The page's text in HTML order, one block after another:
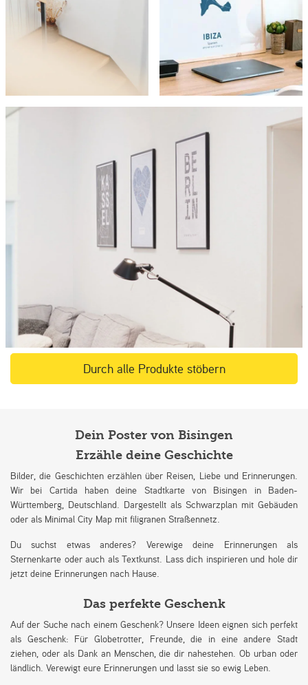
Durch alle Produkte stöbern
Dein Poster von Bisingen
Erzähle deine Geschichte
Bilder, die Geschichten erzählen über Reisen, Liebe und Erinnerungen.
Wir bei Cartida haben deine Stadtkarte von Bisingen in Baden-
Württemberg, Deutschland. Dargestellt als Schwarzplan mit Gebäuden
oder als Minimal City Map mit filigranen Straßennetz.
Du suchst etwas anderes? Verewige deine Erinnerungen als
Sternenkarte oder auch als Textkunst. Lass dich inspirieren und hole dir
jetzt deine Erinnerungen nach Hause.
Das perfekte Geschenk
Auf der Suche nach einem Geschenk? Unsere Ideen eignen sich perfekt
als Geschenk: Für Globetrotter, Freunde, die in eine andere Stadt
ziehen, oder als Dank an Menschen, die dir nahestehen. Ob urban oder
ländlich. Verewigt eure Erinnerungen und lasst sie so ewig Leben.